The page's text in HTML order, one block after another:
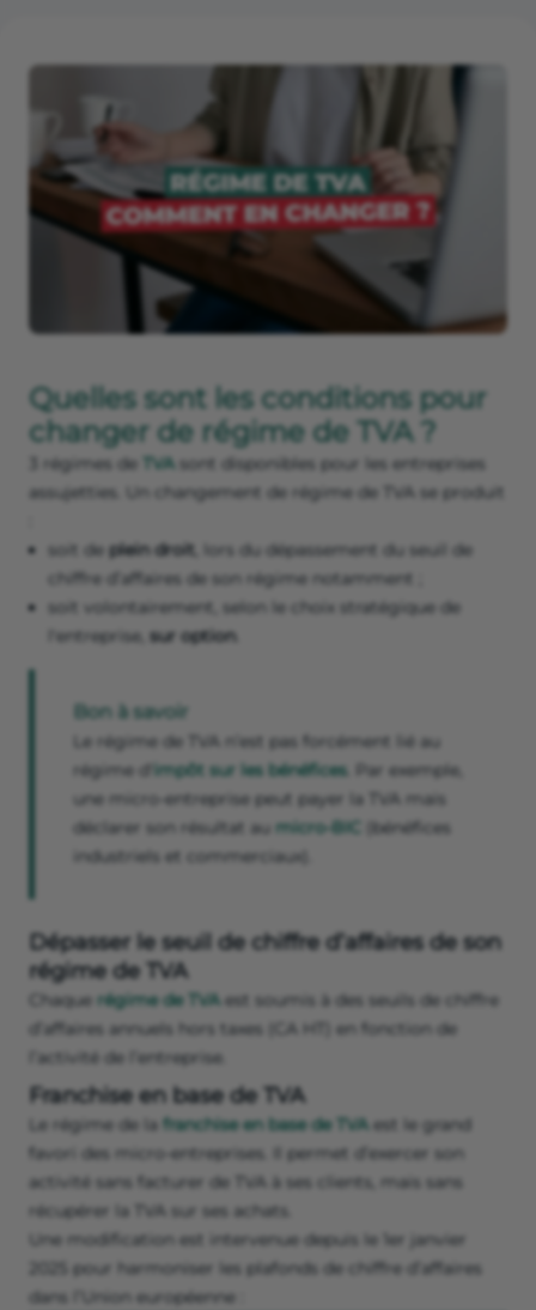
Quelles sont les conditions pour
changer de régime de TVA ?
3 régimes de TVA sont disponibles pour les entreprises
assujetties. Un changement de régime de TVA se produit
soit de plein droit , lors du dépassement du seuil de
chiffre d’affaires de son régime notamment ;
soit volontairement, selon le choix stratégique de
l'entreprise, sur option.
Bon à savoir
Le régime de TVA n’est pas forcément lié au
régime d' impôt sur les bénéfices. Par exemple,
une micro-entreprise peut payer la TVA mais
déclarer son résultat au micro-BIC
(bénéfices
industriels et commerciaux).
Dépasser le seuil de chiffre d’affaires de son
régime de TVA
Chaque régime de TVAest soumis à des seuils de chiffre
d’affaires annuels hors taxes (CA HT) en fonction de
l’activité de l’entreprise.
Franchise en base de TVA
Le régime de la franchise en base de TVAest le grand
favori des micro-entreprises. Il permet d’exercer son
activité sans facturer de TVA à ses clients, mais sans
récupérer la TVA sur ses achats.
Une modification est intervenue depuis le 1er janvier
2025 pour harmoniser les plafonds de chiffre d’affaires
dans l’Union européenne :